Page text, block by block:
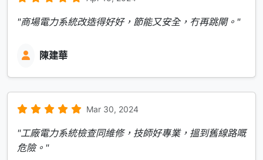
"商場電力系統改造得好好，節能又安全，冇再跳閘。"
陳建華
Mar 30, 2024
"工廠電力系統檢查同維修，技師好專業，搵到舊線路嘅
危險。"